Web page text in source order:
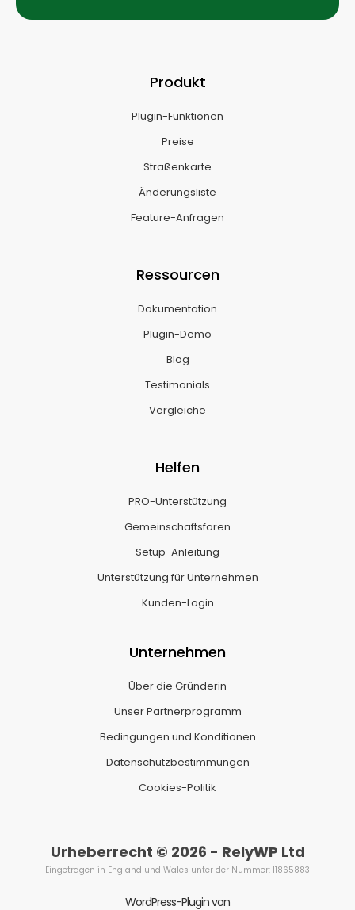
Produkt
Plugin-Funktionen
Preise
Straßenkarte
Änderungsliste
Feature-Anfragen
Ressourcen
Dokumentation
Plugin-Demo
Blog
Testimonials
Vergleiche
Helfen
PRO-Unterstützung
Gemeinschaftsforen
Setup-Anleitung
Unterstützung für Unternehmen
Kunden-Login
Unternehmen
Über die Gründerin
Unser Partnerprogramm
Bedingungen und Konditionen
Datenschutzbestimmungen
Cookies-Politik
Urheberrecht © 2026 - RelyWP Ltd
Eingetragen in England und Wales unter der Nummer: 11865883
WordPress-Plugin von